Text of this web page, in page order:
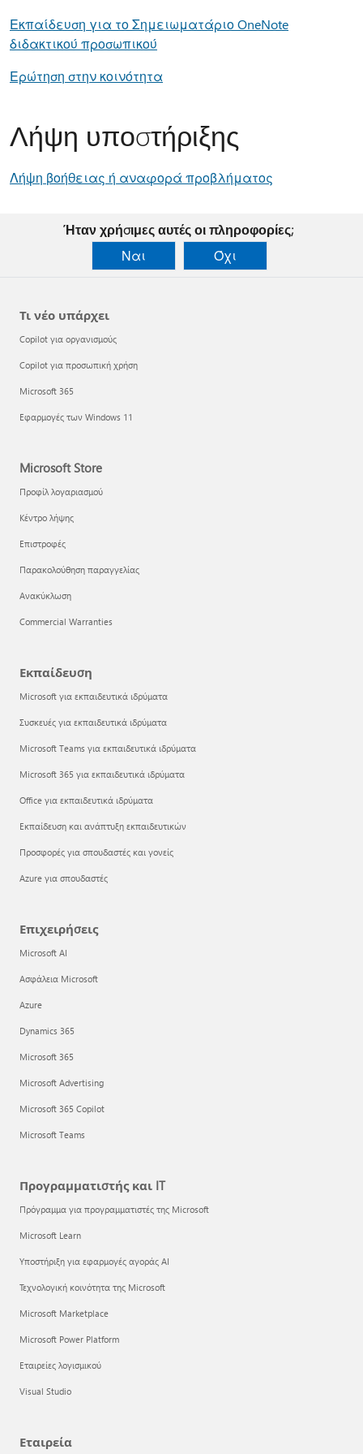
Εκπαίδευση για το Σημειωματάριο OneNote
διδακτικού προσωπικού
Ερώτηση στην κοινότητα
Λήψη υποστήριξης
Λήψη βοήθειας ή αναφορά προβλήματος
Ήταν χρήσιμες αυτές οι πληροφορίες;
Ναι
Όχι
Τι νέο υπάρχει
Copilot για οργανισμούς
Copilot για προσωπική χρήση
Microsoft 365
Εφαρμογές των Windows 11
Microsoft Store
Προφίλ λογαριασμού
Κέντρο λήψης
Επιστροφές
Παρακολούθηση παραγγελίας
Ανακύκλωση
Commercial Warranties
Εκπαίδευση
Microsoft για εκπαιδευτικά ιδρύματα
Συσκευές για εκπαιδευτικά ιδρύματα
Microsoft Teams για εκπαιδευτικά ιδρύματα
Microsoft 365 για εκπαιδευτικά ιδρύματα
Office για εκπαιδευτικά ιδρύματα
Εκπαίδευση και ανάπτυξη εκπαιδευτικών
Προσφορές για σπουδαστές και γονείς
Azure για σπουδαστές
Επιχειρήσεις
Microsoft AI
Ασφάλεια Microsoft
Azure
Dynamics 365
Microsoft 365
Microsoft Advertising
Microsoft 365 Copilot
Microsoft Teams
Προγραμματιστής και IT
Πρόγραμμα για προγραμματιστές της Microsoft
Microsoft Learn
Υποστήριξη για εφαρμογές αγοράς AI
Τεχνολογική κοινότητα της Microsoft
Microsoft Marketplace
Microsoft Power Platform
Εταιρείες λογισμικού
Visual Studio
Εταιρεία